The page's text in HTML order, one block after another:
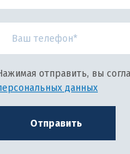
отправить, вы
данных
Отправить